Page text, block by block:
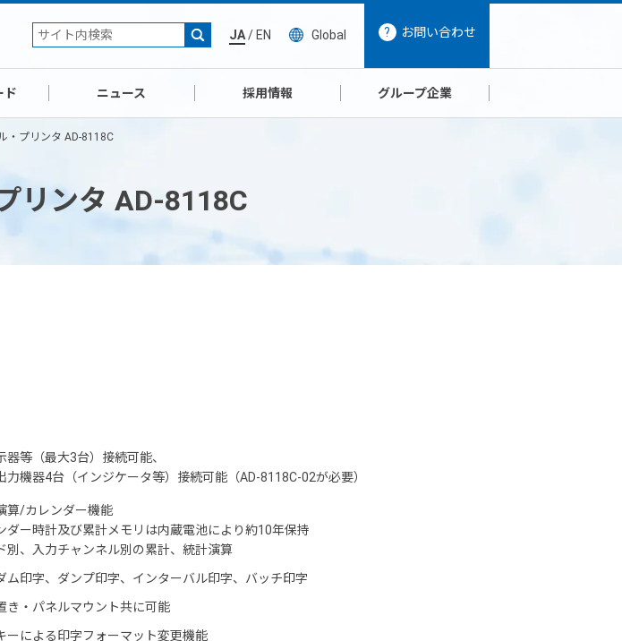
JA/ EN Global お問い合わせ
ド ニュース 採用情報 グループ企業
・プリンタ AD-8118C
リンタ AD-8118C
器等（最大3台）接続可能、
力機器4台（インジケータ等）接続可能（AD-8118C-02が必要）
算/カレンダー機能
ダー時計及び累計メモリは内蔵電池により約10年保持
別、入力チャンネル別の累計、統計演算
ム印字、ダンプ印字、インターバル印字、バッチ印字
き・パネルマウント共に可能
ーによる印字フォーマット変更機能